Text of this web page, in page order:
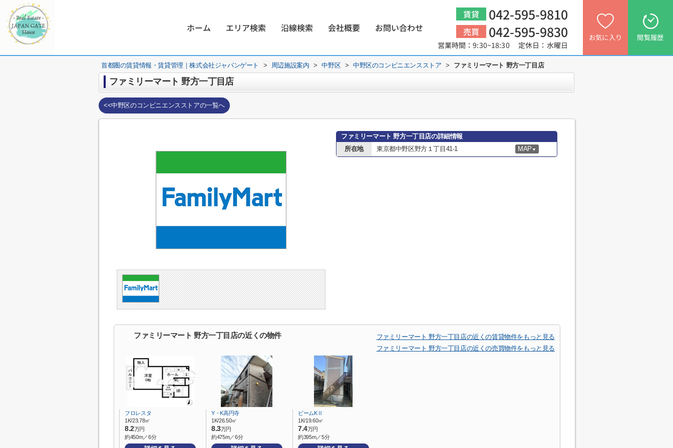
ホーム エリア検索 沿線検索 会社概要 お問い合わせ
賃貸 042-595-9810
売買 042-595-9830
営業時間：9:30~18:30 定休日：水曜日
お気に入り 閲覧履歴
首都圏の賃貸情報・賃貸管理｜株式会社ジャパンゲート > 周辺施設案内 > 中野区 > 中野区のコンビニエンスストア > ファミリーマート 野方一丁目店
ファミリーマート 野方一丁目店
<<中野区のコンビニエンスストアの一覧へ
ファミリーマート 野方一丁目店の詳細情報
所在地
東京都中野区野方１丁目41-1 MAP ▼
ファミリーマート 野方一丁目店の近くの物件
ファミリーマート 野方一丁目店の近くの賃貸物件をもっと見る
ファミリーマート 野方一丁目店の近くの売買物件をもっと見る
フロレスタ
1K/23.78㎡
8.2万円
約450m／6分
Y・K高円寺
1K/26.50㎡
8.3万円
約475m／6分
ビームKⅡ
1K/19.60㎡
7.4万円
約395m／5分